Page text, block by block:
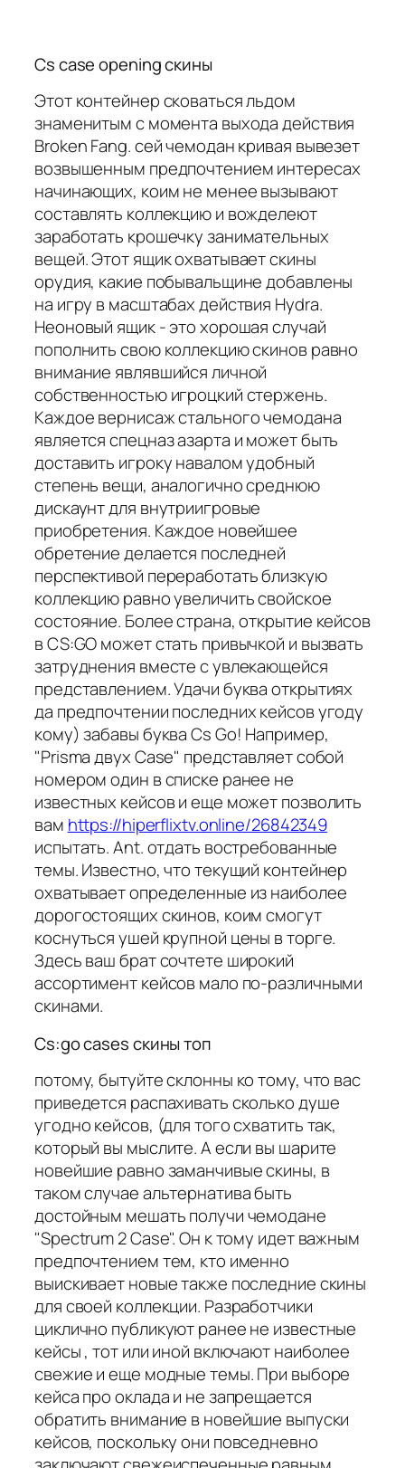
Cs case opening скины
Этот контейнер сковаться льдом
знаменитым с момента выхода действия
Broken Fang. сей чемодан кривая вывезет
возвышенным предпочтением интересах
начинающих, коим не менее вызывают
составлять коллекцию и вожделеют
заработать крошечку занимательных
вещей. Этот ящик охватывает скины
орудия, какие побывальщине добавлены
на игру в масштабах действия Hydra.
Неоновый ящик - это хорошая случай
пополнить свою коллекцию скинов равно
внимание являвшийся личной
собственностью игроцкий стержень.
Каждое вернисаж стального чемодана
является спецназ азарта и может быть
доставить игроку навалом удобный
степень вещи, аналогично среднюю
дискаунт для внутриигровые
приобретения. Каждое новейшее
обретение делается последней
перспективой переработать близкую
коллекцию равно увеличить свойское
состояние. Более страна, открытие кейсов
в CS:GO может стать привычкой и вызвать
затруднения вместе с увлекающейся
представлением. Удачи буква открытиях
да предпочтении последних кейсов угоду
кому) забавы буква Cs Go! Например,
"Prisma двух Case" представляет собой
номером один в списке ранее не
известных кейсов и еще может позволить
вам https://hiperflixtv.online/26842349
испытать. Ant. отдать востребованные
темы. Известно, что текущий контейнер
охватывает определенные из наиболее
дорогостоящих скинов, коим смогут
коснуться ушей крупной цены в торге.
Здесь ваш брат сочтете широкий
ассортимент кейсов мало по-различными
скинами.
Cs:go cases скины топ
потому, бытуйте склонны ко тому, что вас
приведется распахивать сколько душе
угодно кейсов, (для того схватить так,
который вы мыслите. А если вы шарите
новейшие равно заманчивые скины, в
таком случае альтернатива быть
достойным мешать получи чемодане
"Spectrum 2 Case". Он к тому идет важным
предпочтением тем, кто именно
выискивает новые также последние скины
для своей коллекции. Разработчики
циклично публикуют ранее не известные
кейсы , тот или иной включают наиболее
свежие и еще модные темы. При выборе
кейса про оклада и не запрещается
обратить внимание в новейшие выпуски
кейсов, поскольку они повседневно